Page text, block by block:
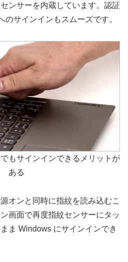
ンサーを内蔵しています。認証
のサインインもスムーズです。
もサインインできるメリットが
ある
オンと同時に指紋を読み込むこ
画面で再度指紋センサーにタッ
ま Windows にサインインでき